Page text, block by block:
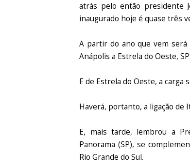
atrás pelo então presidente
inaugurado hoje é quase três
A partir do ano que vem
Anápolis a Estrela do Oeste, SP.
E de Estrela do Oeste, a
Haverá, portanto, a ligação de
E, mais tarde, lembrou a
Panorama (SP), se
Rio Grande do Sul.